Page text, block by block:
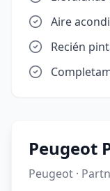
Aire
Recién
Peugeot
Peugeot ·